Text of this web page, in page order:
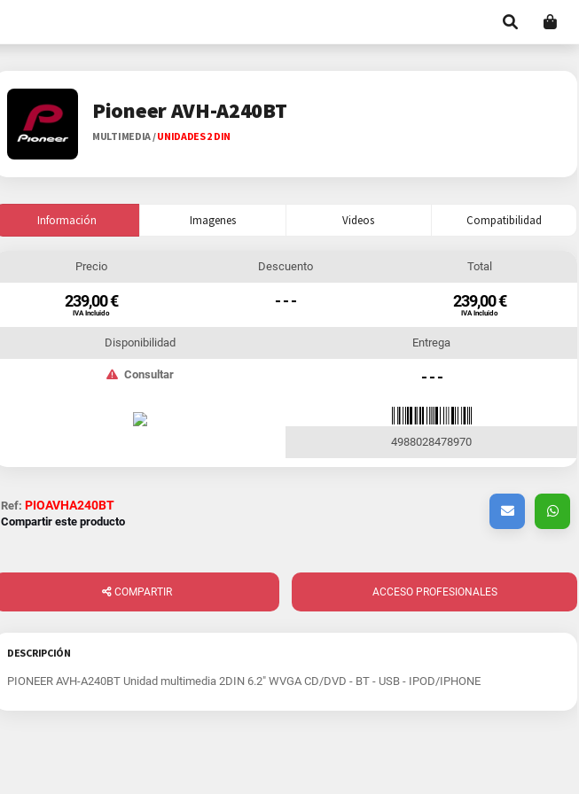
Pioneer AVH-A240BT
MULTIMEDIA/UNIDADES 2 DIN
Información Imagenes Videos Compatibilidad
Precio
239,00 €
IVA Incluido
Descuento
- - -
Total
239,00 €
IVA Incluido
Disponibilidad
Consultar
Entrega
- - -
4988028478970
Ref: PIOAVHA240BT
Compartir este producto
COMPARTIR ACCESO PROFESIONALES
DESCRIPCIÓN
PIONEER AVH-A240BT Unidad multimedia 2DIN 6.2" WVGA CD/DVD - BT - USB - IPOD/IPHONE